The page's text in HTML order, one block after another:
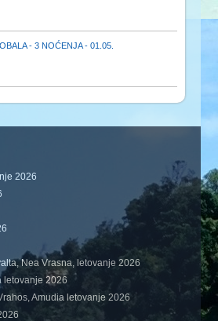
- 3 NOĆENJA - 01.05.
2026
Nea Vrasna, letovanje 2026
letovanje 2026
Amudia letovanje 2026